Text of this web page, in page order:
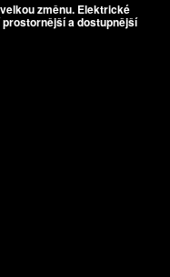
změnu. Elektrické
prostornější a dostupnější